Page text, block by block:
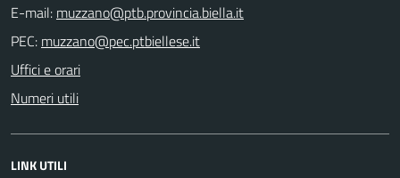
E-mail:
PEC:
Uffici e orari
Numeri utili
LINK UTILI